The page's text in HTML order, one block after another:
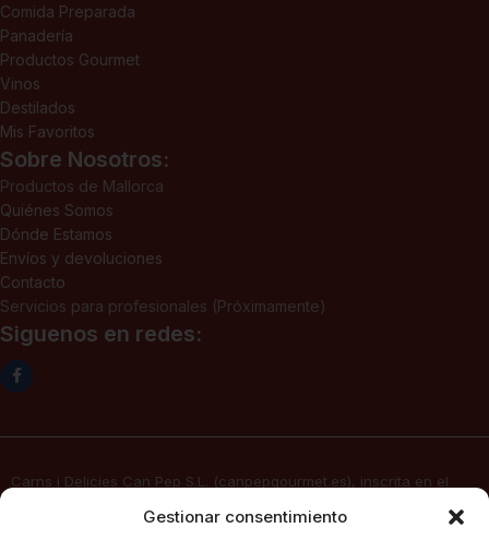
Gestionar consentimiento
Comida Preparada
Panadería
Productos Gourmet
Vinos
Destilados
Mis Favoritos
Sobre Nosotros:
Productos de Mallorca
Quiénes Somos
Dónde Estamos
Envíos y devoluciones
Contacto
Servicios para profesionales (Próximamente)
Siguenos en redes:
Carns i Delicies Can Pep S.L. (canpepgourmet.es), inscrita en el
1ª, fecha 02/06/2025, con domicilio social en c/ Major Nº 115,